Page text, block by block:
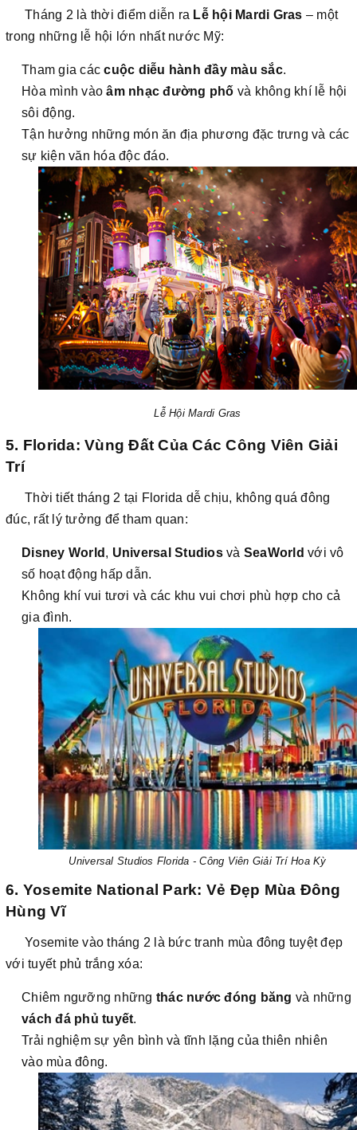
Tháng 2 là thời điểm diễn ra Lễ hội Mardi Gras – một
trong những lễ hội lớn nhất nước Mỹ:
Tham gia cáccuộc diễu hành đầy màu sắc.
Hòa mình vàoâm nhạc đường phố và không khí lễ hội
sôi động.
Tận hưởng những món ăn địa phương đặc trưng và các
sự kiện văn hóa độc đáo.
Lễ Hội Mardi Gras
5. Florida: Vùng Đất Của Các Công Viên Giải
Trí
Thời tiết tháng 2 tại Florida dễ chịu, không quá đông
đúc, rất lý tưởng để tham quan:
Disney World , Universal Studiosvà SeaWorld với vô
số hoạt động hấp dẫn.
Không khí vui tươi và các khu vui chơi phù hợp cho cả
gia đình.
Universal Studios Florida - Công Viên Giải TríHoa Kỳ
6. Yosemite National Park: Vẻ Đẹp Mùa Đông
Hùng Vĩ
Yosemite vào tháng 2 là bức tranh mùa đông tuyệt đẹp
với tuyết phủ trắng xóa:
Chiêm ngưỡng những thác nước đóng băng và những
vách đá phủ tuyết.
Trải nghiệm sự yên bình và tĩnh lặng của thiên nhiên
vào mùa đông.